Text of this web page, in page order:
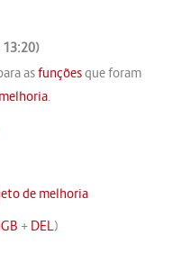
13:20)
asfunçõesque foram
.
de melhoria
+ DEL)